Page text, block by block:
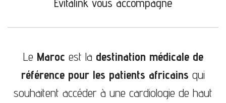
Le Maroc est la destination médicale de
référence pour les patients africains qui
souhaitent accéder à une cardiologie de haut